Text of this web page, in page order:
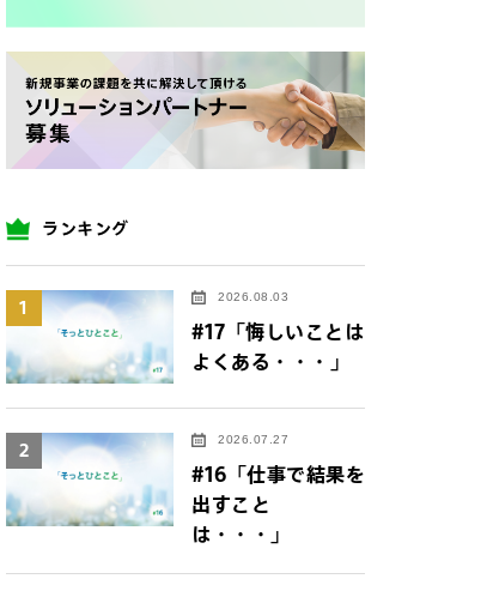
ランキング
1 2026.08.03
#17「悔しいことは
よくある・・・」
2 2026.07.27
#16「仕事で結果を
出すこと
は・・・」